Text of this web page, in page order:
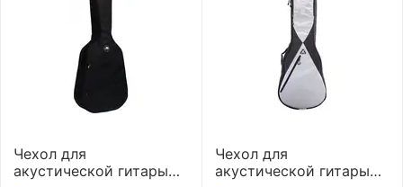
Чехол для
акустической гитары
Чехол для
акустической гитары